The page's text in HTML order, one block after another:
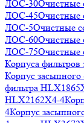
ЛОС-30Очистные
ЛОС-45Очистные
ЛОС-5Очистные
ЛОС-60Очистные
ЛОС-75Очистные
Корпуса фильтров
Корпус
фильтра
HLX2162X4-4
4Корпус